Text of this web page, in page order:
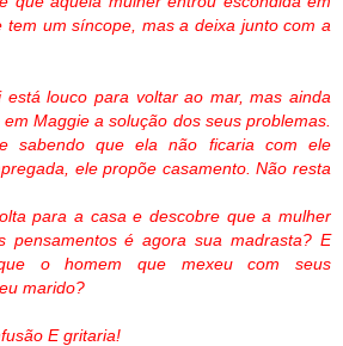
tem um síncope, mas a deixa junto com a
louco para voltar ao mar, mas ainda
Maggie a solução dos seus problemas.
sabendo que ela não ficaria com ele
ele propõe casamento. Não resta
para a casa e descobre que a mulher
pensamentos é agora sua madrasta? E
o homem que mexeu com seus
marido?
E gritaria!